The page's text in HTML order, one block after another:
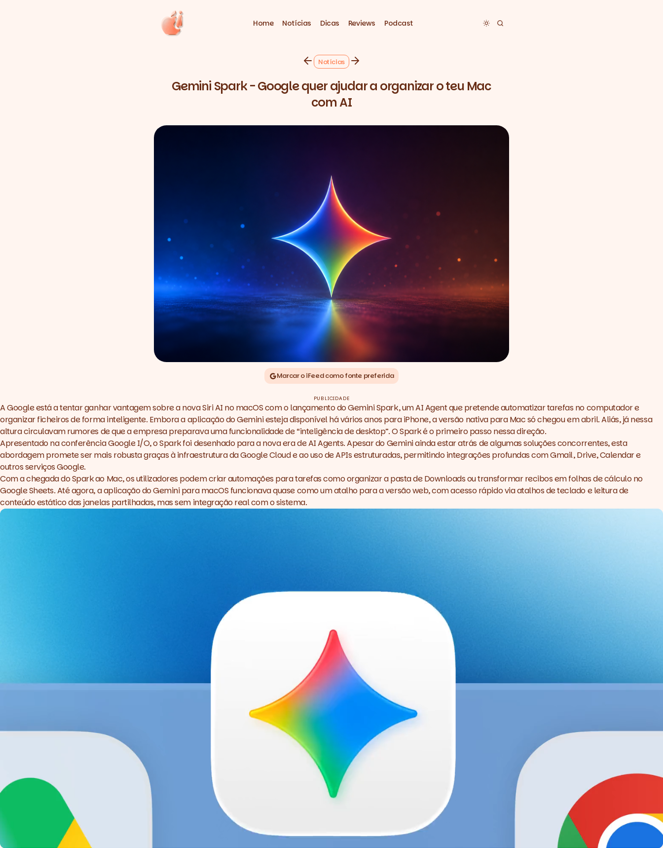
Home Notícias Dicas Reviews Podcast Toggle dark mode
Notícias
Gemini Spark - Google quer ajudar a organizar o teu Mac
com AI
Marcar o iFeed como fonte preferida
PUBLICIDADE
A Google está a tentar ganhar vantagem sobre a novaSiri AI no macOS com o lançamento do Gemini Spark, um AI Agent que pretende automatizar tarefas no computador e
organizar ficheiros de forma inteligente. Embora a aplicação do Gemini esteja disponível há vários anos para iPhone, a versão nativa para Mac só chegou em abril. Aliás, já nessa
altura circulavam rumores de que a empresa preparava uma funcionalidade de “inteligência de desktop”. O Spark é o primeiro passo nessa direção.
Apresentado na conferência Google I/O, o Spark foi desenhado para a nova era de AI Agents. Apesar doGeminiainda estar atrás de algumas soluções concorrentes, esta
abordagem promete ser mais robusta graças à infraestrutura da Google Cloud e ao uso de APIs estruturadas, permitindo integrações profundas com Gmail, Drive, Calendar e
outros serviços Google.
Com a chegada do Spark ao Mac, os utilizadores podem criar automações para tarefas como organizar a pasta de Downloads ou transformar recibos em folhas de cálculo no
Google Sheets. Até agora, a aplicação do Gemini para macOS funcionava quase como um atalho para a versão web, com acesso rápido via atalhos de teclado e leitura de
conteúdo estático das janelas partilhadas, mas sem integração real com o sistema.